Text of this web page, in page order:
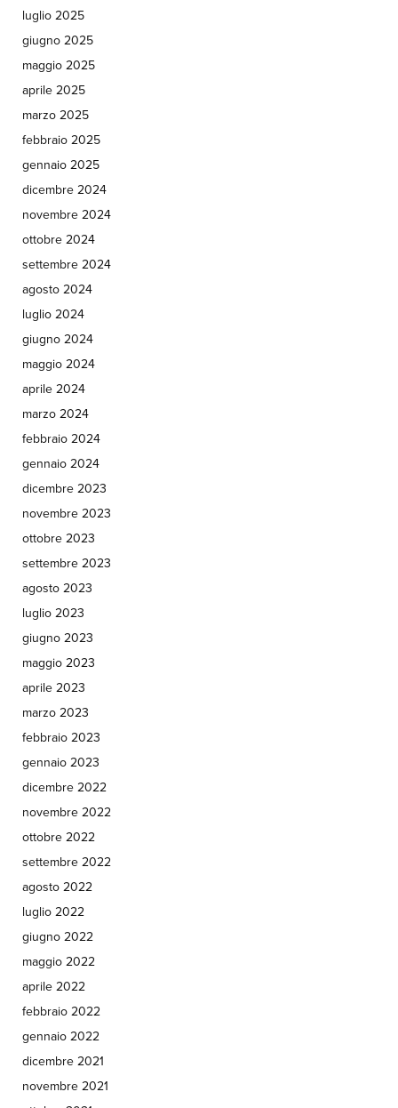
luglio 2025
giugno 2025
maggio 2025
aprile 2025
marzo 2025
febbraio 2025
gennaio 2025
dicembre 2024
novembre 2024
ottobre 2024
settembre 2024
agosto 2024
luglio 2024
giugno 2024
maggio 2024
aprile 2024
marzo 2024
febbraio 2024
gennaio 2024
dicembre 2023
novembre 2023
ottobre 2023
settembre 2023
agosto 2023
luglio 2023
giugno 2023
maggio 2023
aprile 2023
marzo 2023
febbraio 2023
gennaio 2023
dicembre 2022
novembre 2022
ottobre 2022
settembre 2022
agosto 2022
luglio 2022
giugno 2022
maggio 2022
aprile 2022
febbraio 2022
gennaio 2022
dicembre 2021
novembre 2021